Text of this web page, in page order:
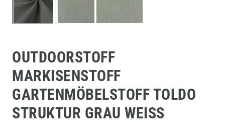
OUTDOORSTOFF
MARKISENSTOFF
GARTENMÖBELSTOFF TOLDO
STRUKTUR GRAU WEISS